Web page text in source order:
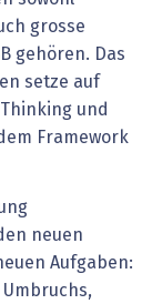
grosse
gehören. Das
setze auf
und
Framework
neuen
Aufgaben: